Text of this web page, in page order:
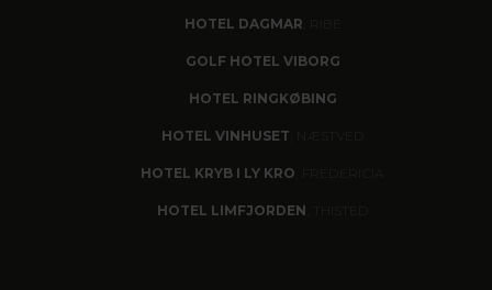
HOTEL DAGMAR
GOLF HOTEL VIBORG
HOTEL RINGKØBING
HOTEL VINHUSET
HOTEL KRYB I LY KRO
HOTEL LIMFJORDEN